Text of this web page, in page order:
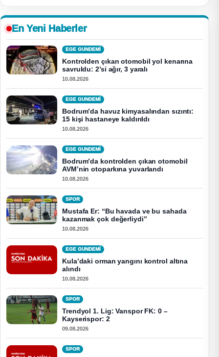
En Yeni Haberler
EGE GUNDEMİ
Kontrolden çıkan otomobil yol kenarına
savruldu: 2’si ağır, 3 yaralı
10.08.2026
EGE GUNDEMİ
Bodrum’da havuz kimyasalından sızıntı:
15 kişi hastaneye kaldırıldı
10.08.2026
EGE GUNDEMİ
Bodrum’da kontrolden çıkan otomobil
AVM’nin otoparkına yuvarlandı
10.08.2026
SPOR
Mustafa Er: “Bu havada ve bu sahada
kazanmak çok değerliydi”
10.08.2026
EGE GUNDEMİ
Kula’daki orman yangını kontrol altına
alındı
10.08.2026
SPOR
Trendyol 1. Lig: Vanspor FK: 0 –
Kayserispor: 2
09.08.2026
SPOR